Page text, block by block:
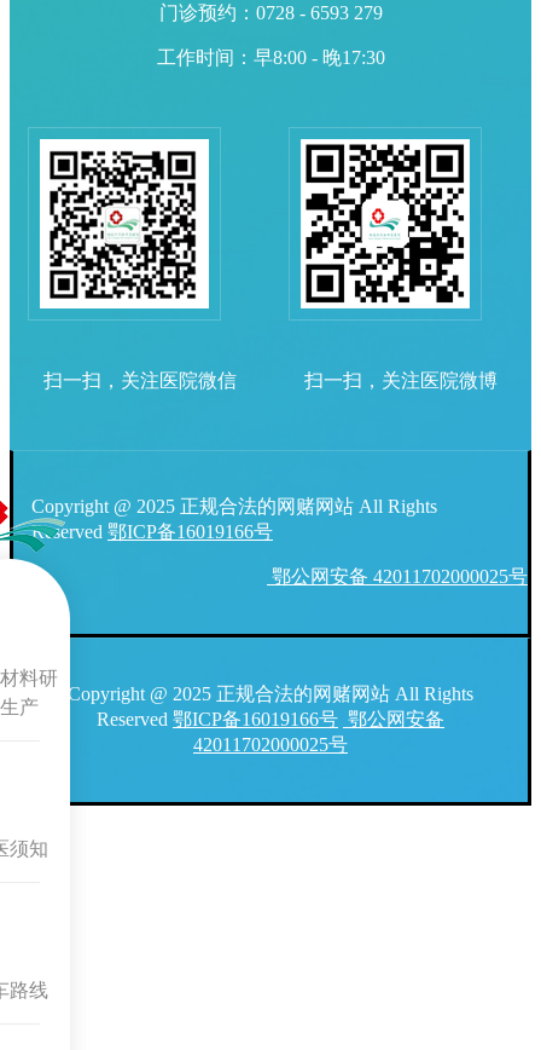
门诊预约：0728 - 6593 279
工作时间：早8:00 - 晚17:30
扫一扫，关注医院微信 扫一扫，关注医院微博
Copyright @ 2025 正规合法的网赌网站 All Rights
Reserved 鄂ICP备16019166号
鄂公网安备 42011702000025号
Copyright @ 2025 正规合法的网赌网站 All Rights
Reserved 鄂ICP备16019166号 鄂公网安备
42011702000025号
料研
产
须知
路线